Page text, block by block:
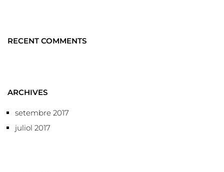
RECENT COMMENTS
ARCHIVES
setembre 2017
juliol 2017